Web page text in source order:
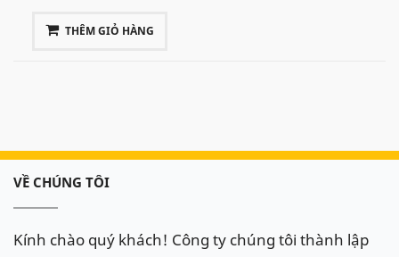
THÊM GIỎ HÀNG
VỀ CHÚNG TÔI
Kính chào quý khách! Công ty chúng tôi thành lập